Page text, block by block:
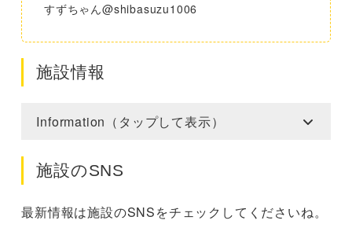
すずちゃん@shibasuzu1006
施設情報
Information（タップして表示）
施設のSNS
最新情報は施設のSNSをチェックしてくださいね。